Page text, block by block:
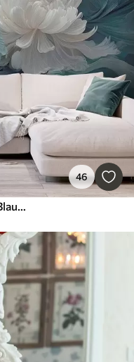
46
Fototapeten Abstrakte Blumen in Blau- und Türkistönen